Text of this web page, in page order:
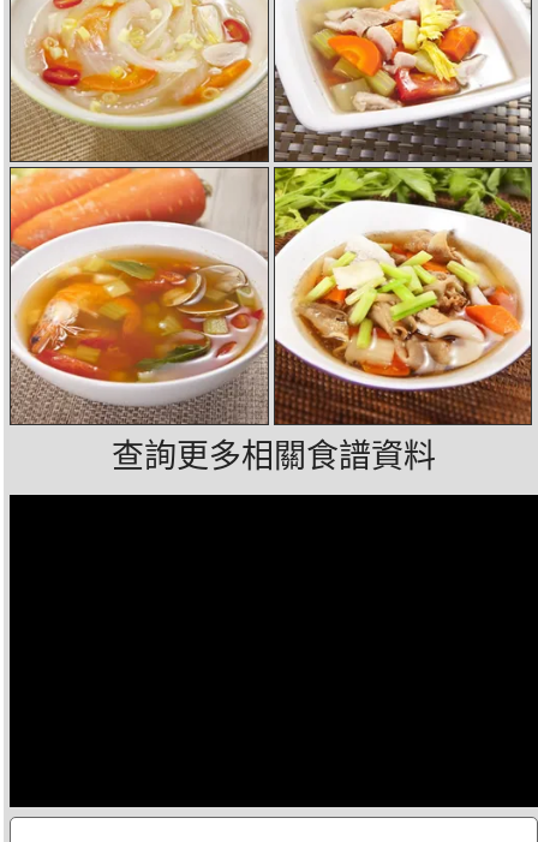
查詢更多相關食譜資料